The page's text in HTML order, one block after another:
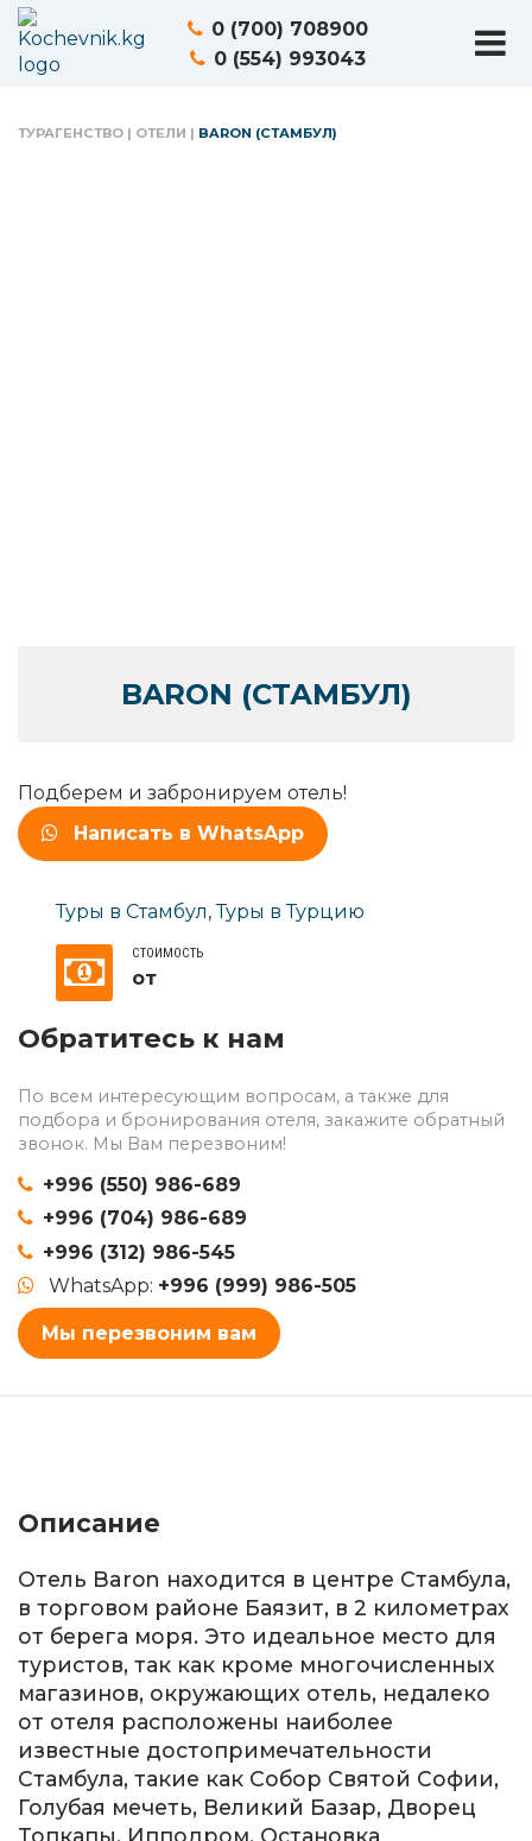
0 (700) 708900
0 (554) 993043
ТУРАГЕНСТВО | ОТЕЛИ | BARON (СТАМБУЛ)
BARON (СТАМБУЛ)
Подберем и забронируем отель!
Написать в WhatsApp
Туры в Стамбул,Туры в Турцию
СТОИМОСТЬ
от
Обратитесь к нам
По всем интересующим вопросам, а также для
подбора и бронирования отеля, закажите обратный
звонок. Мы Вам перезвоним!
+996 (550) 986-689
+996 (704) 986-689
+996 (312) 986-545
WhatsApp: +996 (999) 986-505
Мы перезвоним вам
Описание
Отель Baron находится в центре Стамбула,
в торговом районе Баязит, в 2 километрах
от берега моря. Это идеальное место для
туристов, так как кроме многочисленных
магазинов, окружающих отель, недалеко
от отеля расположены наиболее
известные достопримечательности
Стамбула, такие как Собор Святой Софии,
Голубая мечеть, Великий Базар, Дворец
Топкапы, Ипподром. Остановка